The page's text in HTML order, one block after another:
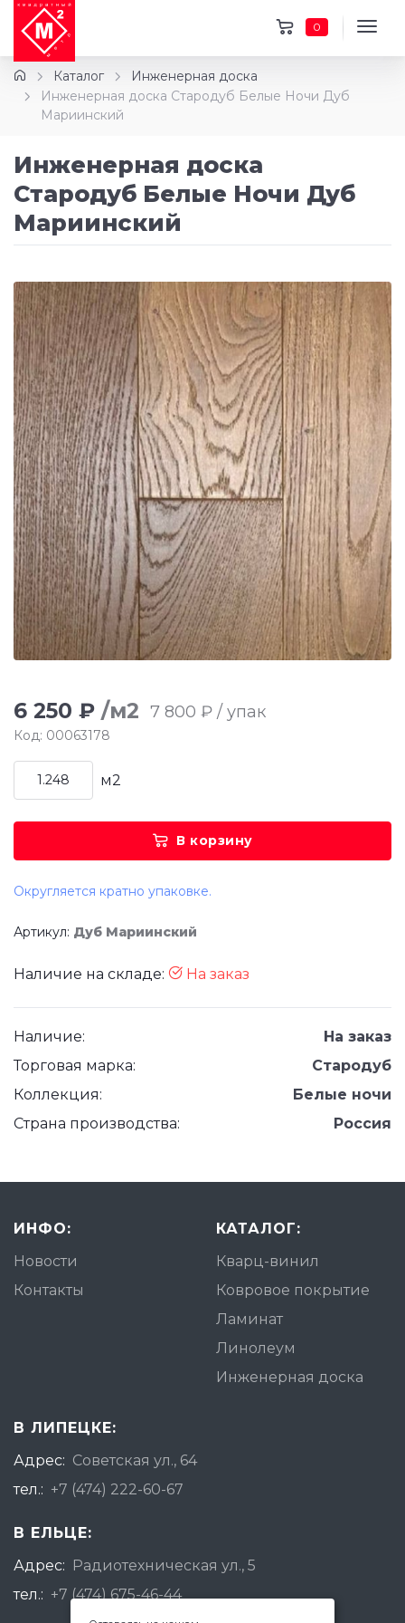
0
Каталог
Инженерная доска
Инженерная доска Стародуб Белые Ночи Дуб
Мариинский
Инженерная доска
Стародуб Белые Ночи Дуб
Мариинский
6 250 ₽ /м2 7 800 ₽ / упак
Код: 00063178
м2
В корзину
Округляется кратно упаковке.
Артикул: Дуб Мариинский
Наличие на складе: На заказ
Наличие:
На заказ
Торговая марка:
Стародуб
Коллекция:
Белые ночи
Страна производства:
Россия
ИНФО:
Новости
Контакты
КАТАЛОГ:
Кварц-винил
Ковровое покрытие
Ламинат
Линолеум
Инженерная доска
В ЛИПЕЦКЕ:
Адрес: Советская ул., 64
тел.: +7 (474) 222-60-67
В ЕЛЬЦЕ:
Адрес: Радиотехническая ул., 5
тел.: +7 (474) 675-46-44